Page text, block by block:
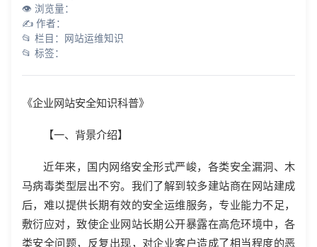
公司介绍
👁 浏览量：
✍️ 作者：
📂 栏目：网站运维知识
📂 标签：
《企业网站安全知识科普》
【一、背景介绍】
近年来，国内网络安全形式严峻，各类安全漏洞、木
马病毒类型层出不穷。我们了解到较多建站商在网站建成
后，难以提供长期有效的安全运维服务，专业能力不足，
敷衍应对，致使企业网站长期公开暴露在高危环境中，各
类安全问题，反复出现，对企业客户造成了相当程度的恶